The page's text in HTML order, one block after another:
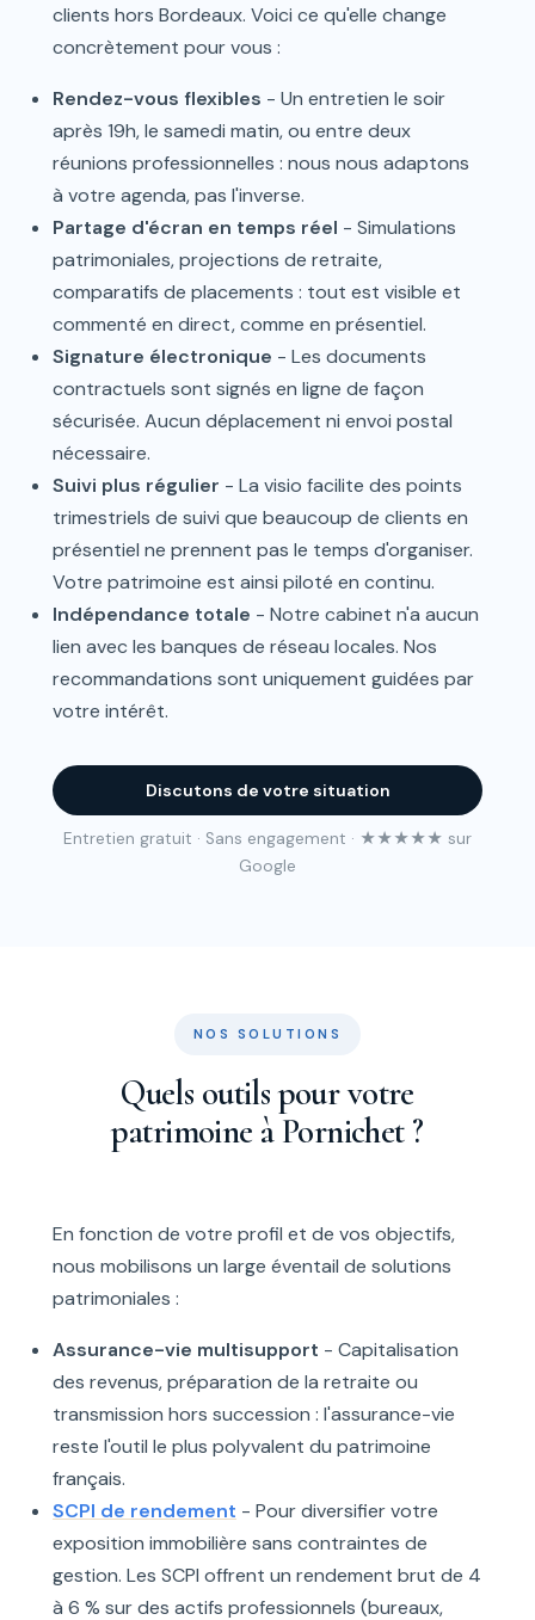
clients hors Bordeaux. Voici ce qu'elle change
concrètement pour vous :
Rendez-vous flexibles - Un entretien le soir
après 19h, le samedi matin, ou entre deux
réunions professionnelles : nous nous adaptons
à votre agenda, pas l'inverse.
Partage d'écran en temps réel - Simulations
patrimoniales, projections de retraite,
comparatifs de placements : tout est visible et
commenté en direct, comme en présentiel.
Signature électronique - Les documents
contractuels sont signés en ligne de façon
sécurisée. Aucun déplacement ni envoi postal
nécessaire.
Suivi plus régulier - La visio facilite des points
trimestriels de suivi que beaucoup de clients en
présentiel ne prennent pas le temps d'organiser.
Votre patrimoine est ainsi piloté en continu.
Indépendance totale - Notre cabinet n'a aucun
lien avec les banques de réseau locales. Nos
recommandations sont uniquement guidées par
votre intérêt.
Discutons de votre situation
Entretien gratuit · Sans engagement · ★★★★★ sur
Google
NOS SOLUTIONS
Quels outils pour votre
patrimoine à Pornichet ?
En fonction de votre profil et de vos objectifs,
nous mobilisons un large éventail de solutions
patrimoniales :
Assurance-vie multisupport - Capitalisation
des revenus, préparation de la retraite ou
transmission hors succession : l'assurance-vie
reste l'outil le plus polyvalent du patrimoine
français.
SCPI de rendement - Pour diversifier votre
exposition immobilière sans contraintes de
gestion. Les SCPI offrent un rendement brut de 4
à 6 % sur des actifs professionnels (bureaux,